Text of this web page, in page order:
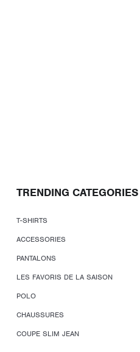
TRENDING CATEGORIES
T-SHIRTS
ACCESSORIES
PANTALONS
LES FAVORIS DE LA SAISON
POLO
CHAUSSURES
COUPE SLIM JEAN